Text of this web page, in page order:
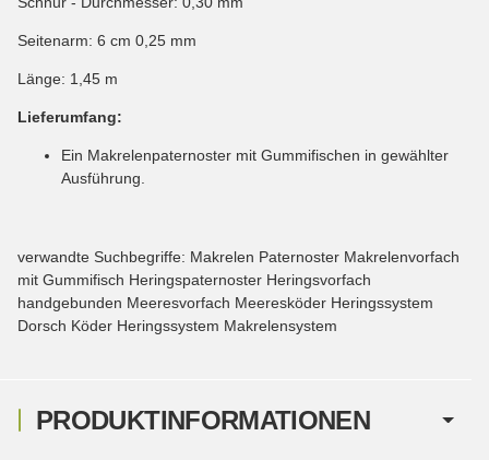
PRODUKTINFORMATIONEN
Seitenarm: 6 cm 0,25 mm
Länge: 1,45 m
Lieferumfang:
Ein Makrelenpaternoster mit Gummifischen in gewählter
Ausführung.
verwandte Suchbegriffe: Makrelen Paternoster Makrelenvorfach
mit Gummifisch Heringspaternoster Heringsvorfach
handgebunden Meeresvorfach Meeresköder Heringssystem
Dorsch Köder Heringssystem Makrelensystem